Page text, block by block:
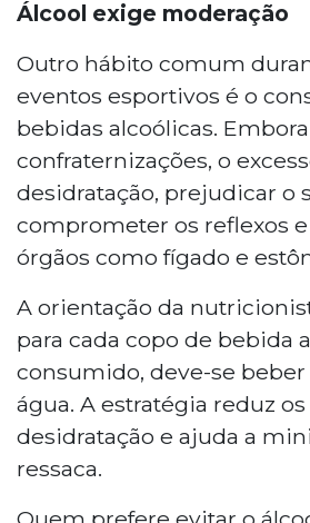
Álcool exige moderação
Outro hábito comum
eventos esportivos é o
bebidas alcoólicas.
confraternizações, o
desidratação, prejudicar o
comprometer os reflexos
órgãos como fígado e
A orientação da
para cada copo de bebida
consumido, deve-se
água. A estratégia reduz
desidratação e ajuda a
ressaca.